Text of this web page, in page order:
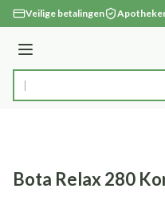
Ga naar de inhoud
Veilige betalingen
Menu
Product, merk, categorie...
Bota Relax 280